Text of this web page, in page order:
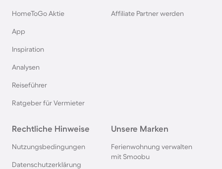
HomeToGo Aktie
App
Inspiration
Analysen
Reiseführer
Ratgeber für Vermieter
Affiliate Partner werden
Rechtliche Hinweise
Nutzungsbedingungen
Datenschutzerklärung
Unsere Marken
Ferienwohnung verwalten
mit Smoobu